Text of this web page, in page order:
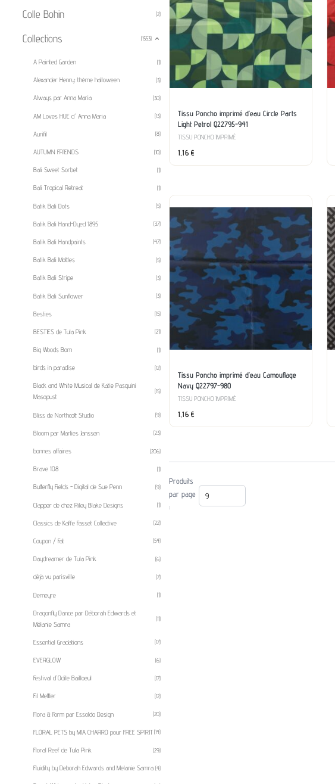
Colle Bohin (2)
Collections (1553)
A Painted Garden (1)
Alexander Henry: thème halloween (3)
Always par Anna Maria (30)
AM Loves HUE d' Anna Maria (13)
Aurifil (8)
AUTUMN FRIENDS (10)
Bali Sweet Sorbet (1)
Bali Tropical Retreat (1)
Batik Bali Dots (5)
Batik Bali Hand-Dyed 1895 (37)
Batik Bali Handpaints (47)
Batik Bali Mottles (5)
Batik Bali Stripe (3)
Batik Bali Sunflower (3)
Besties (15)
BESTIES de Tula Pink (21)
Big Woods Bom (1)
birds in paradise (12)
Black and White Musical de Katie Pasquini
Masopust
(15)
Bliss de Northcott Studio (9)
Bloom par Marlies Janssen (23)
bonnes affaires (206)
Brave 108 (1)
Butterfly Fields - Digital de Sue Penn (9)
Clapper de chez Riley Blake Designs (1)
Classics de Kaffe Fasset Collective (22)
Coupon / Fat (54)
Daydreamer de Tula Pink (6)
déjà vu parisville (7)
Demeyre (1)
Dragonfly Dance par Déborah Edwards et
Mélanie Samra
(11)
Essential Gradations (17)
EVERGLOW (6)
Festival d'Odile Bailloeul (17)
Fil Mettler (12)
Flora & Form par Essoldo Design (20)
FLORAL PETS by MIA CHARRO pour FREE SPIRIT (14)
Floral Reef de Tula Pink (29)
Fluidity by Deborah Edwards and Melanie Samra (4)
Tissu Poncho imprimé d’eau Circle Parts
Light Petrol Q22795-941
TISSU PONCHO IMPRIMÉ
1,16 €
Tissu Poncho imprimé d’eau Camouflage
Navy Q22797-980
TISSU PONCHO IMPRIMÉ
1,16 €
Produits
par page
: